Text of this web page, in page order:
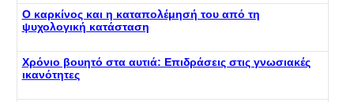
Ο καρκίνος και η καταπολέμησή του από τη
ψυχολογική κατάσταση
Χρόνιο βουητό στα αυτιά: Επιδράσεις στις γνωσιακές
ικανότητες